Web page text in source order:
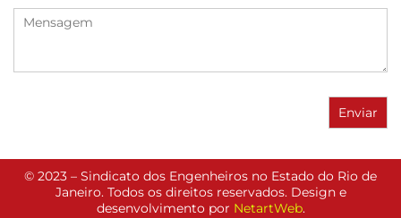
© 2023 – Sindicato dos Engenheiros no Estado do Rio de
Janeiro. Todos os direitos reservados. Design e
desenvolvimento por NetartWeb.